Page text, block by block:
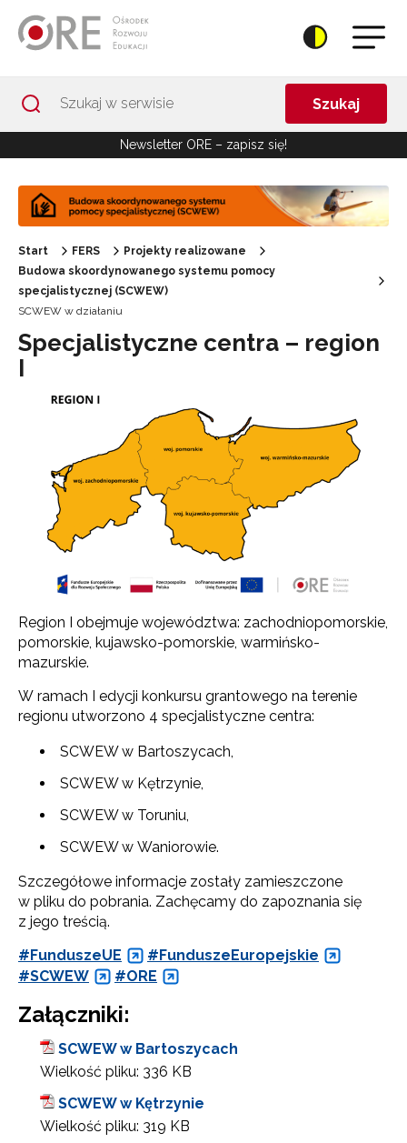
Szukaj
Newsletter ORE – zapisz się!
Start FERS
Projekty realizowane
Budowa skoordynowanego systemu pomocy
specjalistycznej (SCWEW)
SCWEW w działaniu
Specjalistyczne centra – region
I
Region I obejmuje województwa: zachodniopomorskie,
pomorskie, kujawsko-pomorskie, warmińsko-
mazurskie.
W ramach I edycji konkursu grantowego na terenie
regionu utworzono 4 specjalistyczne centra:
SCWEW w Bartoszycach,
SCWEW w Kętrzynie,
SCWEW w Toruniu,
SCWEW w Waniorowie.
Szczegółowe informacje zostały zamieszczone
w pliku do pobrania. Zachęcamy do zapoznania się
z jego treścią.
#FunduszeUE
#FunduszeEuropejskie
#SCWEW
#ORE
Załączniki:
SCWEW w Bartoszycach
Wielkość pliku: 336 KB
SCWEW w Kętrzynie
Wielkość pliku: 319 KB